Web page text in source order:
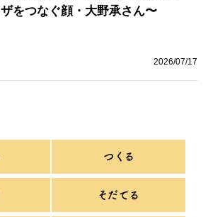
ザをつなぐ顔・大野承さん〜
2026/07/17